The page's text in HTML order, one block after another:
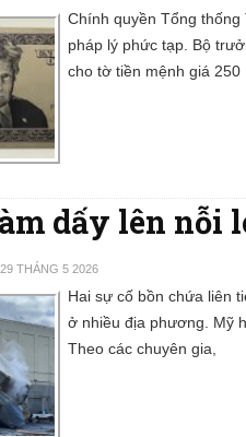
Chính quyền Tổng
pháp lý phức tạp. Bộ
cho tờ tiền mệnh giá 250
dấy lên nỗi
THÁNG 5 2026
Hai sự cố bồn chứa liên
ở nhiều địa phương. Mỹ
Theo các chuyên gia,